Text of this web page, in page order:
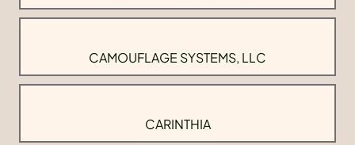
CAMOUFLAGE SYSTEMS, LLC
CARINTHIA